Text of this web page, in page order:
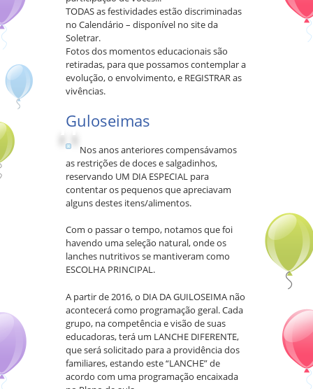
TODAS as festividades estão discriminadas
no Calendário – disponível no site da
Soletrar.
Fotos dos momentos educacionais são
retiradas, para que possamos contemplar a
evolução, o envolvimento, e REGISTRAR as
vivências.
Guloseimas
Nos anos anteriores compensávamos
as restrições de doces e salgadinhos,
reservando UM DIA ESPECIAL para
contentar os pequenos que apreciavam
alguns destes itens/alimentos.
Com o passar o tempo, notamos que foi
havendo uma seleção natural, onde os
lanches nutritivos se mantiveram como
ESCOLHA PRINCIPAL.
A partir de 2016, o DIA DA GUILOSEIMA não
acontecerá como programação geral. Cada
grupo, na competência e visão de suas
educadoras, terá um LANCHE DIFERENTE,
que será solicitado para a providência dos
familiares, estando este “LANCHE” de
acordo com uma programação encaixada